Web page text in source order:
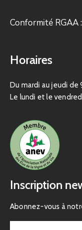
Conformité RGAA
Horaires
Du mardi au jeudi de
Le lundi et le
Inscription
Abonnez-vous à